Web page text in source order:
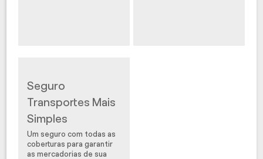
Seguro
Transportes Mais
Simples
Um seguro com todas as
coberturas para garantir
as mercadorias de sua